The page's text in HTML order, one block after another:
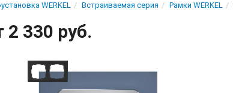
WERKEL Встраиваемая серия Рамки WERKEL
330 руб.